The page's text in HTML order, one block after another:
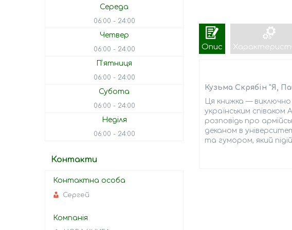
Опис
Кузьма Скрябін "Я,
Ця книжка — виключно
українським
розповідь про
деканом в
та гумором, який
Середа
06:00 24:00
Четвер
06:00 24:00
Пʼятниця
06:00 24:00
Субота
06:00 24:00
Неділя
06:00 24:00
Контакти
Сергей